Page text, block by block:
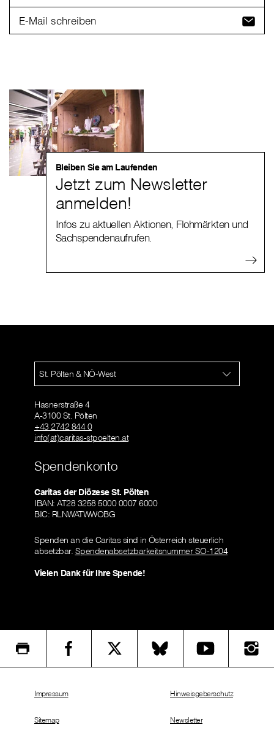
E-Mail schreiben
Bleiben Sie am Laufenden
Jetzt zum Newsletter
anmelden!
Infos zu aktuellen Aktionen, Flohmärkten und
Sachspendenaufrufen.
St. Pölten & NÖ-West
Hasnerstraße 4
A-3100 St. Pölten
+43 2742 844 0
info(at)caritas-stpoelten.at
Spendenkonto
Caritas der Diözese St. Pölten
IBAN: AT28 3258 5000 0007 6000
BIC: RLNWATWWOBG
Spenden an die Caritas sind in Österreich steuerlich
absetzbar. Spendenabsetzbarkeitsnummer SO-1204
Vielen Dank für Ihre Spende!
Impressum
Sitemap
Hinweisgeberschutz
Newsletter